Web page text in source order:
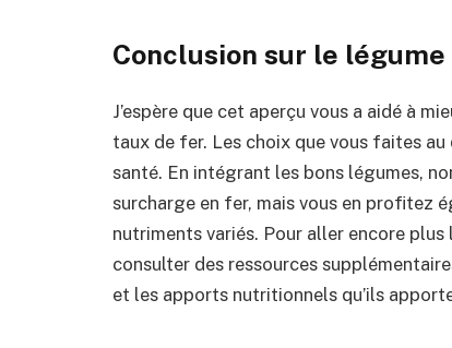
Conclusion sur le
J’espère que cet aperçu vous a aidé à
taux de fer. Les choix que vous faites
santé. En intégrant les bons légumes,
surcharge en fer, mais vous en profitez
nutriments variés. Pour aller encore
consulter des ressources
et les apports nutritionnels qu’ils